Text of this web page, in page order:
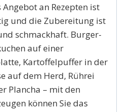
an Rezepten ist
und die Zubereitung ist
schmackhaft. Burger-
auf einer
Kartoffelpuffer in der
auf dem Herd, Rührei
Plancha – mit den
können Sie das